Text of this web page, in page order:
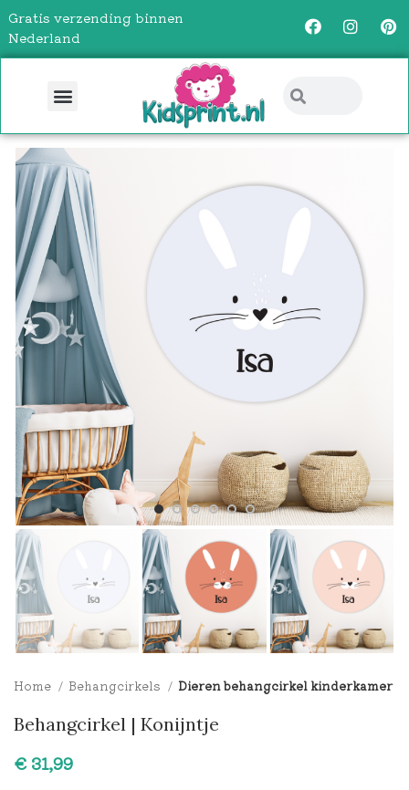
Gratis verzending binnen
Nederland
Home Behangcirkels Dieren behangcirkel kinderkamer
Behangcirkel | Konijntje
€